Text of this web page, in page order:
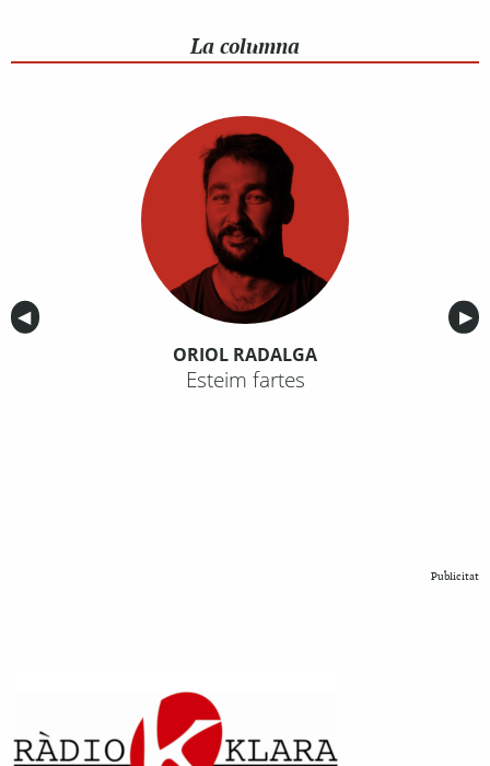
La columna
Anterior
◀︎ ▶︎
ORIOL RADALGA
Esteim fartes
Publicitat